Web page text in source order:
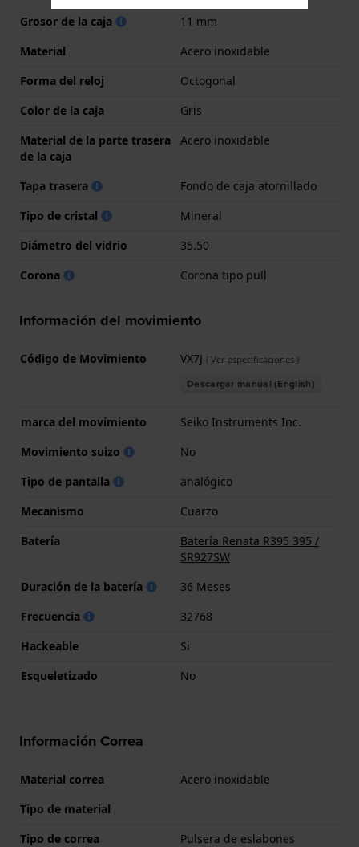
Grosor de la caja
11 mm
Material
Acero inoxidable
Forma del reloj
Octogonal
Color de la caja
Gris
Material de la parte trasera
de la caja
Acero inoxidable
Tapa trasera
Fondo de caja atornillado
Tipo de cristal
Mineral
Diámetro del vidrio
35.50
Corona
Corona tipo pull
Información del movimiento
Código de Movimiento VX7J ( Ver especificaciones )
Descargar manual (English)
marca del movimiento
Seiko Instruments Inc.
Movimiento suizo
No
Tipo de pantalla
analógico
Mecanismo
Cuarzo
Batería
Batería Renata R395 395 /
SR927SW
Duración de la batería
36 Meses
Frecuencia
32768
Hackeable
Si
Esqueletizado
No
Información Correa
Material correa
Acero inoxidable
Tipo de material
Tipo de correa
Pulsera de eslabones